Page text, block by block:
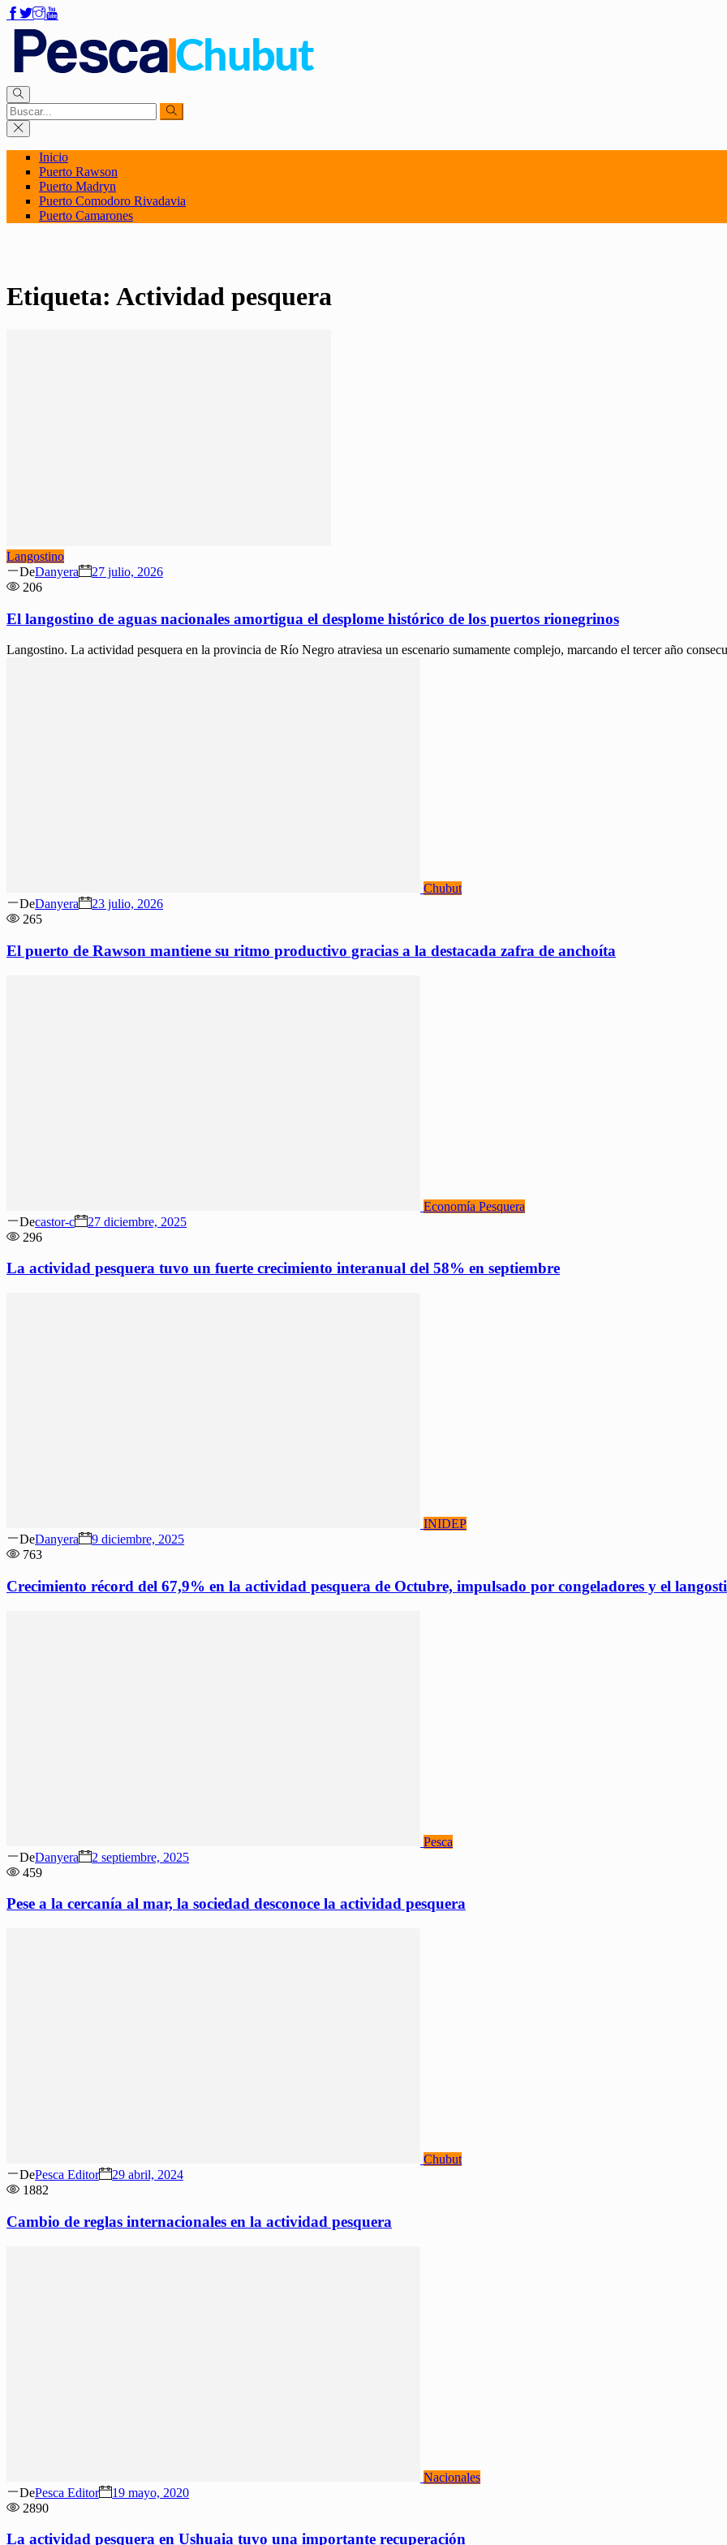
Inicio
Puerto Rawson
Puerto Madryn
Puerto Comodoro Rivadavia
Puerto Camarones
Etiqueta: Actividad pesquera
Langostino
DeAuthor
Danyera
Posted
27 julio, 2026
206
El langostino de aguas nacionales amortigua el desplome histórico de los puertos rionegrinos
Langostino. La actividad pesquera en la provincia de Río Negro atraviesa un escenario sumamente complejo, marcando el tercer año
Chubut
DeAuthor
Danyera
Posted
23 julio, 2026
265
El puerto de Rawson mantiene su ritmo productivo gracias a la destacada zafra de anchoíta
Economía Pesquera
DeAuthor
castor-c
Posted
27 diciembre, 2025
296
La actividad pesquera tuvo un fuerte crecimiento interanual del 58% en septiembre
INIDEP
DeAuthor
Danyera
Posted
9 diciembre, 2025
763
Crecimiento récord del 67,9% en la actividad pesquera de Octubre, impulsado por congeladores y el
Pesca
DeAuthor
Danyera
Posted
2 septiembre, 2025
459
Pese a la cercanía al mar, la sociedad desconoce la actividad pesquera
Chubut
DeAuthor
Pesca Editor
Posted
29 abril, 2024
1882
Cambio de reglas internacionales en la actividad pesquera
Nacionales
DeAuthor
Pesca Editor
Posted
19 mayo, 2020
2890
La actividad pesquera en Ushuaia tuvo una importante recuperación